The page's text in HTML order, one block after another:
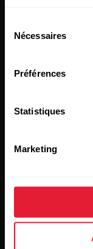
Nécessaires
Préférences
Statistiques
Marketing
des e-mails de